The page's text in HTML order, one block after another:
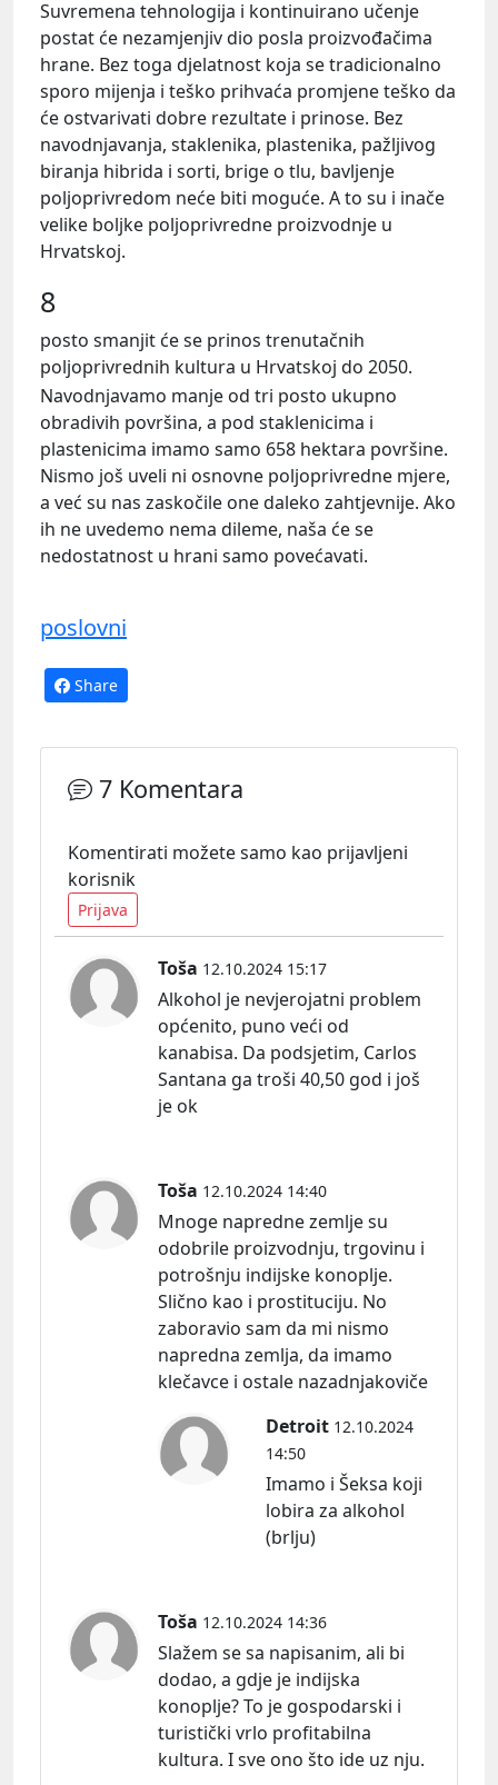
Suvremena tehnologija i kontinuirano učenje
postat će nezamjenjiv dio posla proizvođačima
hrane. Bez toga djelatnost koja se tradicionalno
sporo mijenja i teško prihvaća promjene teško da
će ostvarivati dobre rezultate i prinose. Bez
navodnjavanja, staklenika, plastenika, pažljivog
biranja hibrida i sorti, brige o tlu, bavljenje
poljoprivredom neće biti moguće. A to su i inače
velike boljke poljoprivredne proizvodnje u
Hrvatskoj.
8
posto smanjit će se prinos trenutačnih
poljoprivrednih kultura u Hrvatskoj do 2050.
Navodnjavamo manje od tri posto ukupno
obradivih površina, a pod staklenicima i
plastenicima imamo samo 658 hektara površine.
Nismo još uveli ni osnovne poljoprivredne mjere,
a već su nas zaskočile one daleko zahtjevnije. Ako
ih ne uvedemo nema dileme, naša će se
nedostatnost u hrani samo povećavati.
poslovni
Share
7 Komentara
Komentirati možete samo kao prijavljeni
korisnik
Prijava
Toša 12.10.2024 15:17
Alkohol je nevjerojatni problem
općenito, puno veći od
kanabisa. Da podsjetim, Carlos
Santana ga troši 40,50 god i još
je ok
Toša 12.10.2024 14:40
Mnoge napredne zemlje su
odobrile proizvodnju, trgovinu i
potrošnju indijske konoplje.
Slično kao i prostituciju. No
zaboravio sam da mi nismo
napredna zemlja, da imamo
klečavce i ostale nazadnjakoviče
Detroit 12.10.2024
14:50
Imamo i Šeksa koji
lobira za alkohol
(brlju)
Toša 12.10.2024 14:36
Slažem se sa napisanim, ali bi
dodao, a gdje je indijska
konoplje? To je gospodarski i
turistički vrlo profitabilna
kultura. I sve ono što ide uz nju.